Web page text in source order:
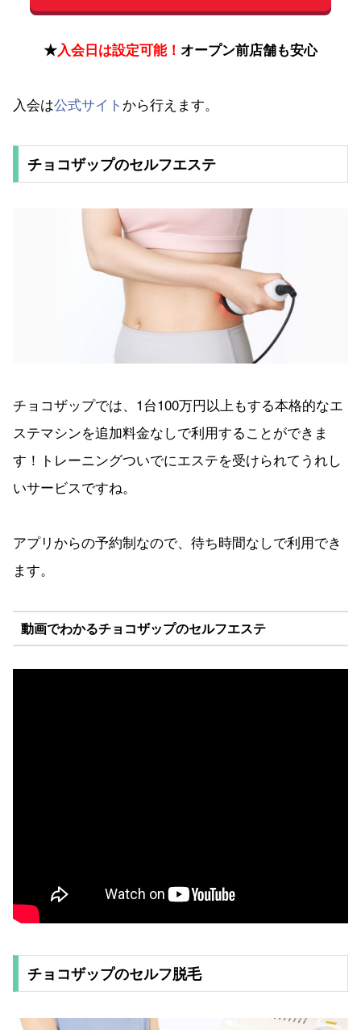
★入会日は設定可能！ オープン前店舗も安心
入会は公式サイト から行えます。
チョコザップのセルフエステ
チョコザップでは、1台100万円以上もする本格的なエ
ステマシンを追加料金なしで利用することができま
す！トレーニングついでにエステを受けられてうれし
いサービスですね。
アプリからの予約制なので、待ち時間なしで利用でき
ます。
動画でわかるチョコザップのセルフエステ
チョコザップのセルフ脱毛